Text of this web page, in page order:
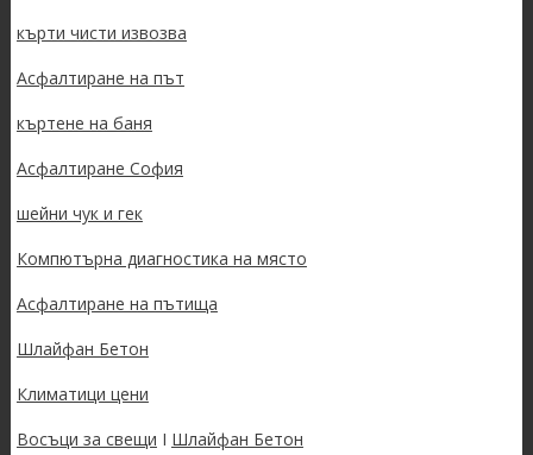
кърти чисти извозва
Асфалтиране на път
къртене на баня
Асфалтиране София
шейни чук и гек
Компютърна диагностика на място
Асфалтиране на пътища
Шлайфан Бетон
Климатици цени
Восъци за свещи I Шлайфан Бетон